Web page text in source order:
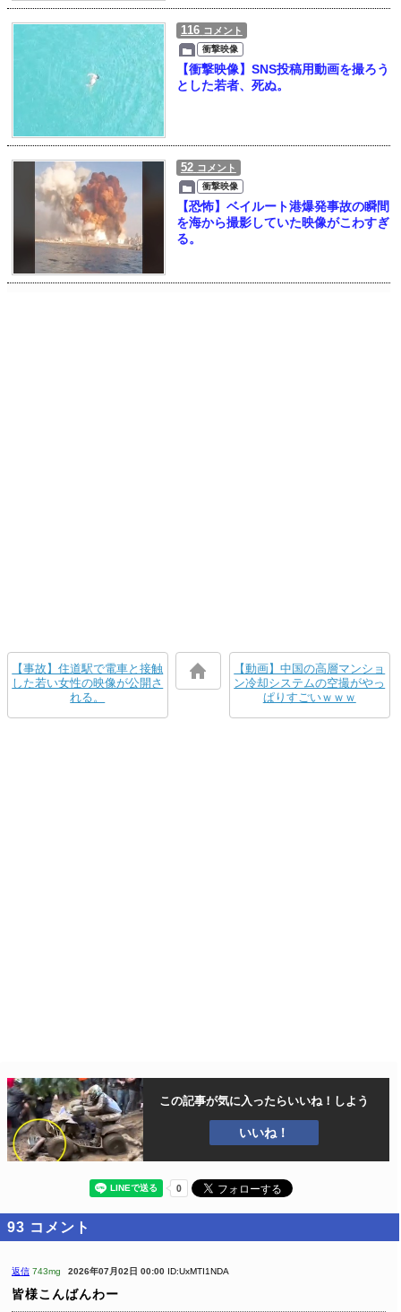
116 コメント
衝撃映像
【衝撃映像】SNS投稿用動画を撮ろう
とした若者、死ぬ。
52 コメント
衝撃映像
【恐怖】ベイルート港爆発事故の瞬間
を海から撮影していた映像がこわすぎ
る。
【事故】住道駅で電車と接触
した若い女性の映像が公開さ
れる。
【動画】中国の高層マンショ
ン冷却システムの空撮がやっ
ぱりすごいｗｗｗ
この記事が気に入ったらいいね！しよう
いいね！
93 コメント
返信 743mg 2026年07月02日 00:00 ID:UxMTI1NDA
皆様こんばんわー